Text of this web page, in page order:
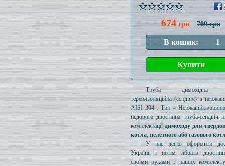
674 грн 709 грн
Труба димохідна
термоізоляційна (сендвіч) з
AISI 304 . Тип – Нержавійка/
недорога двостінна труба-сендвіч
комплектаціїдимоходу для
котла, пелетного або газового
У нас легко оформити
Україні, і потім зібрати
своїми руками з наших